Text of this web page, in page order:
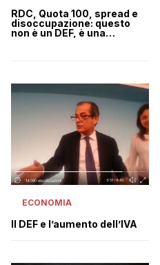
RDC, Quota 100, spread e
disoccupazione: questo
non è un DEF, è una
ECONOMIA
Il DEF e l’aumento dell’IVA